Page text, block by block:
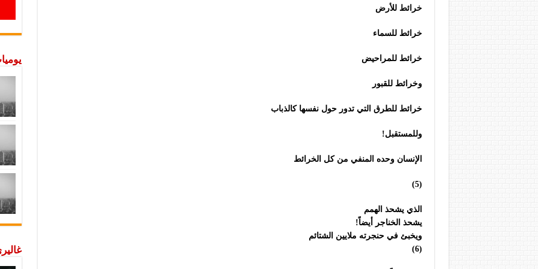
خرائط للأرض
خرائط للسماء
خرائط للمراحيض
وخرائط للقبور
خرائط للطرق التي تدور حول نفسها كالذباب
وللمستقبل!
الإنسان وحده المنفي من كل الخرائط
(5)
الذي يشحذ الهمم
يشحذ الخناجر أيضاً!
ويخبئ في حنجرته ملايين الشتائم
(6)